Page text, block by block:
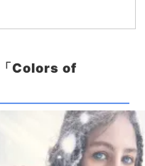
Colors of